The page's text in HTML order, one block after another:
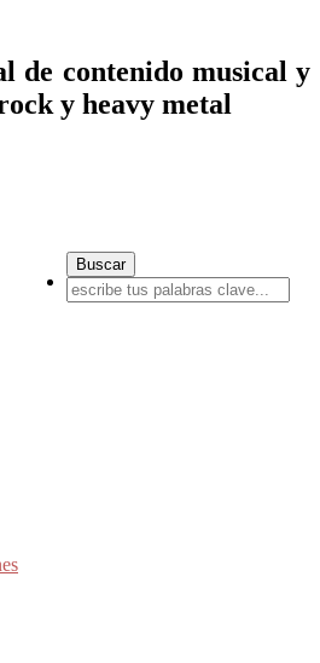
de contenido musical y
y heavy metal